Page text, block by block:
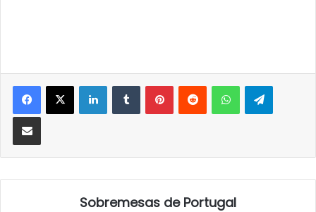
LinkedInTumblrPinterestReddit WhatsApp
Partilhar Via Email
Sobremesas de Portugal